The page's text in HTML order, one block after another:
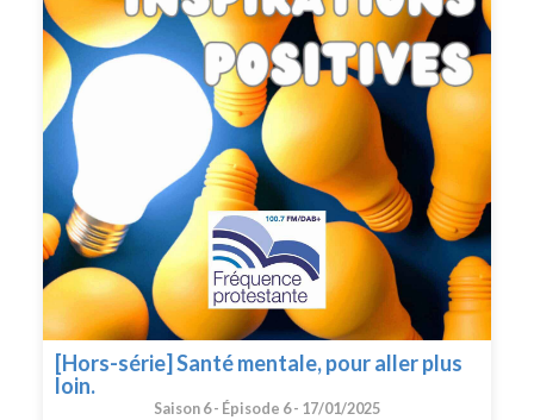
[Hors-série] Santé mentale, pour aller plus
loin.
Saison 6 - Épisode 6 - 17/01/2025